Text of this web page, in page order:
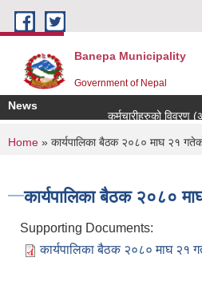
Skip to main content
Banepa Municipality
Government of Nepal
News
कर्मचारीहरुको विवरण
You are here
Home » कार्यपालिका बैठक २०८० माघ २१
कार्यपालिका बैठक २०८०
Supporting Documents:
कार्यपालिका बैठक २०८० माघ २१